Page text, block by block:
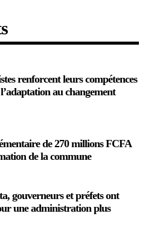
renforcent leurs compétences
au changement
de 270 millions FCFA
de la commune
gouverneurs et préfets ont
une administration plus